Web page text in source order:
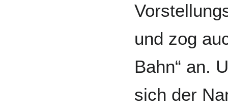
und zog
Bahn“ an.
sich der